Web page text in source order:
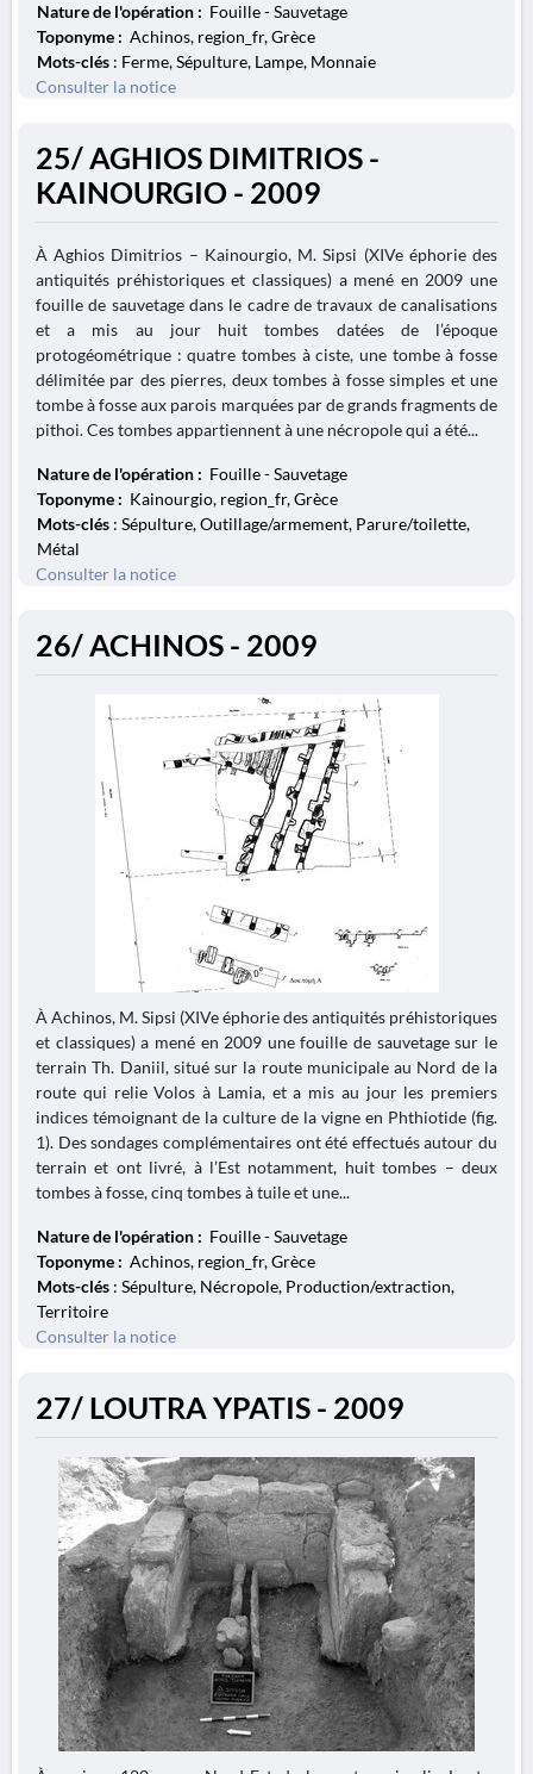
Nature de l'opération : Fouille - Sauvetage
Toponyme : Achinos, region_fr, Grèce
Mots-clés : Ferme, Sépulture, Lampe, Monnaie
Consulter la notice
25/ AGHIOS DIMITRIOS -
KAINOURGIO - 2009
À Aghios Dimitrios – Kainourgio, M. Sipsi (XIVe éphorie des
antiquités préhistoriques et classiques) a mené en 2009 une
fouille de sauvetage dans le cadre de travaux de canalisations
et a mis au jour huit tombes datées de l’époque
protogéométrique : quatre tombes à ciste, une tombe à fosse
délimitée par des pierres, deux tombes à fosse simples et une
tombe à fosse aux parois marquées par de grands fragments de
pithoi. Ces tombes appartiennent à une nécropole qui a été...
Nature de l'opération : Fouille - Sauvetage
Toponyme : Kainourgio, region_fr, Grèce
Mots-clés : Sépulture, Outillage/armement, Parure/toilette,
Métal
Consulter la notice
26/ ACHINOS - 2009
À Achinos, M. Sipsi (XIVe éphorie des antiquités préhistoriques
et classiques) a mené en 2009 une fouille de sauvetage sur le
terrain Th. Daniil, situé sur la route municipale au Nord de la
route qui relie Volos à Lamia, et a mis au jour les premiers
indices témoignant de la culture de la vigne en Phthiotide (fig.
1). Des sondages complémentaires ont été effectués autour du
terrain et ont livré, à l’Est notamment, huit tombes – deux
tombes à fosse, cinq tombes à tuile et une...
Nature de l'opération : Fouille - Sauvetage
Toponyme : Achinos, region_fr, Grèce
Mots-clés : Sépulture, Nécropole, Production/extraction,
Territoire
Consulter la notice
27/ LOUTRA YPATIS - 2009